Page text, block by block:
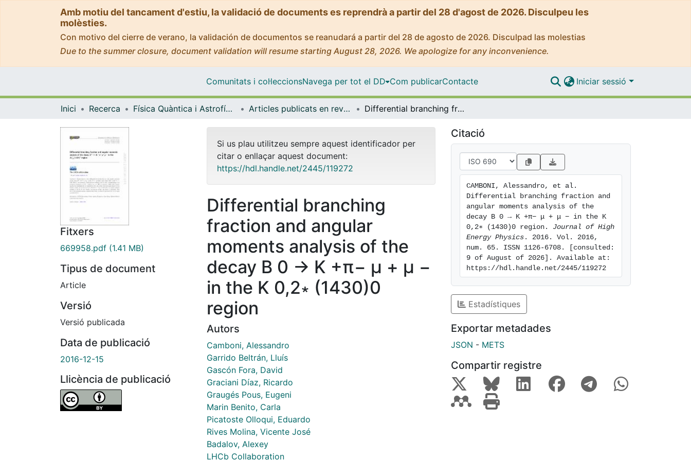
Amb motiu del tancament d'estiu, la validació de documents es reprendrà a partir del 28 d'agost de 2026. Disculpeu les
molèsties.
Con motivo del cierre de verano, la validación de documentos se reanudará a partir del 28 de agosto de 2026. Disculpad las molestias
Due to the summer closure, document validation will resume starting August 28, 2026. We apologize for any inconvenience.
Comunitats i col·leccionsNavega per tot el DD Com publicarContacte Iniciar sessió
Inici Recerca Física Quàntica i Astrofísica Articles publicats en revistes (Física Quàntica i Astrofísica) Differential branching fraction and angular moments analysis of the decay B 0 → K +π− μ + μ − in the K 0,2∗ (1430)0 region
Fitxers
669958.pdf (1.41 MB)
Tipus de document
Article
Versió
Versió publicada
Data de publicació
2016-12-15
Llicència de publicació
Si us plau utilitzeu sempre aquest identificador per
citar o enllaçar aquest document:
https://hdl.handle.net/2445/119272
Differential branching
fraction and angular
moments analysis of the
decay B 0 → K +π− μ + μ −
in the K 0,2∗ (1430)0
region
Autors
Camboni, Alessandro
Garrido Beltrán, Lluís
Gascón Fora, David
Graciani Díaz, Ricardo
Graugés Pous, Eugeni
Marin Benito, Carla
Picatoste Olloqui, Eduardo
Rives Molina, Vicente José
Badalov, Alexey
LHCb Collaboration
Citació
CAMBONI, Alessandro, et al.
Differential branching fraction and
angular moments analysis of the
decay B 0 → K +π− μ + μ − in the K
0,2∗ (1430)0 region. Journal of High
Energy Physics . 2016. Vol. 2016,
num. 65. ISSN 1126-6708. [consulted:
9 of August of 2026]. Available at:
https://hdl.handle.net/2445/119272
Estadístiques
Exportar metadades
JSON - METS
Compartir registre